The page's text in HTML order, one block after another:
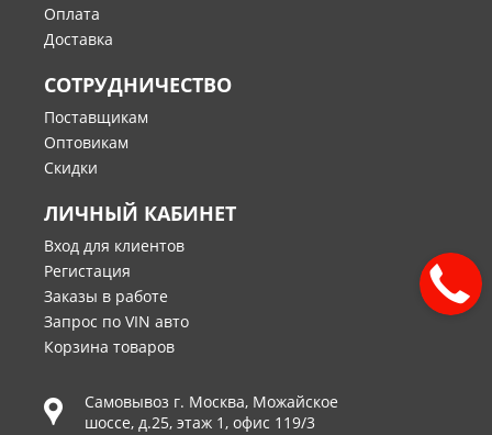
Оплата
Доставка
СОТРУДНИЧЕСТВО
Поставщикам
Оптовикам
Скидки
ЛИЧНЫЙ КАБИНЕТ
Вход для клиентов
Регистация
Заказы в работе
Запрос по VIN авто
Корзина товаров
Самовывоз г. Москва, Можайское
шоссе, д.25, этаж 1, офис 119/3